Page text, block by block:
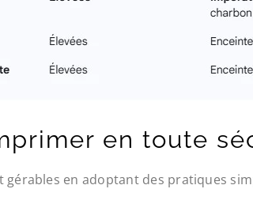
en toute
en adoptant des pratiques